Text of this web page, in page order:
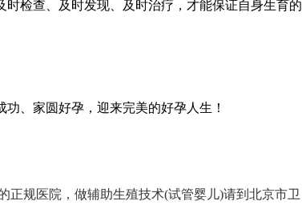
检查、及时发现、及时治疗，才能保证自身生育的
、家圆好孕，迎来完美的好孕人生！
正规医院，做辅助生殖技术(试管婴儿)请到北京市卫